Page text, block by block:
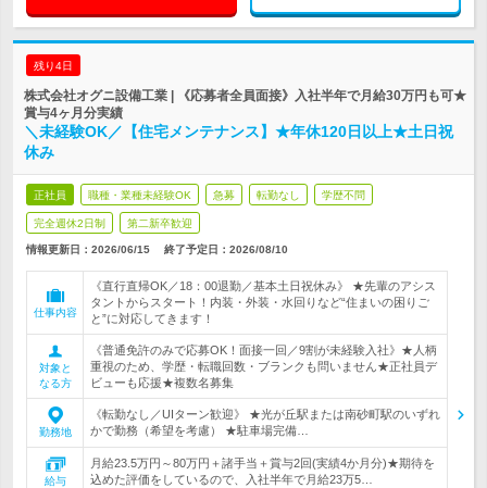
残り4日
株式会社オグニ設備工業 | 《応募者全員面接》入社半年で月給30万円も可★
賞与4ヶ月分実績
＼未経験OK／【住宅メンテナンス】★年休120日以上★土日祝
休み
正社員 職種・業種未経験OK 急募 転勤なし 学歴不問
完全週休2日制 第二新卒歓迎
情報更新日：2026/06/15 終了予定日： 2026/08/10
仕事内容
《直行直帰OK／18：00退勤／基本土日祝休み》 ★先輩のアシス
タントからスタート！内装・外装・水回りなど“住まいの困りご
と”に対応してきます！
対象と
なる方
《普通免許のみで応募OK！面接一回／9割が未経験入社》★人柄
重視のため、学歴・転職回数・ブランクも問いません★正社員デ
ビューも応援★複数名募集
勤務地
《転勤なし／UIターン歓迎》 ★光が丘駅または南砂町駅のいずれ
かで勤務（希望を考慮） ★駐車場完備…
給与
月給23.5万円～80万円＋諸手当＋賞与2回(実績4か月分)★期待を
込めた評価をしているので、入社半年で月給23万5…